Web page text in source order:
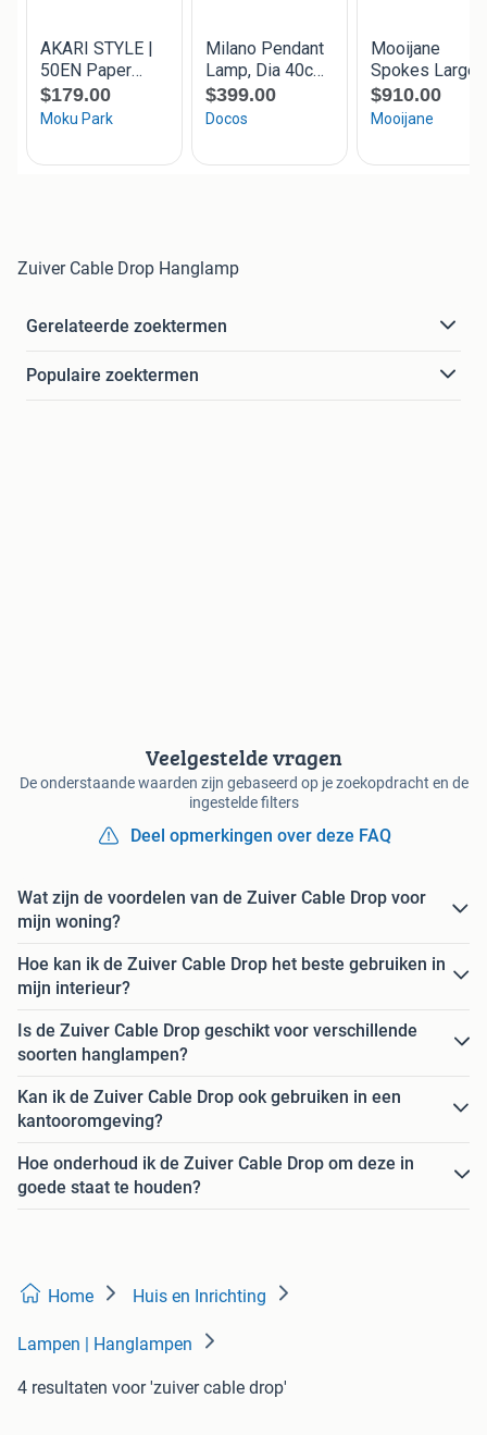
Zuiver Cable Drop Hanglamp
Gerelateerde zoektermen
Populaire zoektermen
Veelgestelde vragen
De onderstaande waarden zijn gebaseerd op je zoekopdracht en de
ingestelde filters
Deel opmerkingen over deze FAQ
Wat zijn de voordelen van de Zuiver Cable Drop voor
mijn woning?
Hoe kan ik de Zuiver Cable Drop het beste gebruiken in
mijn interieur?
Is de Zuiver Cable Drop geschikt voor verschillende
soorten hanglampen?
Kan ik de Zuiver Cable Drop ook gebruiken in een
kantooromgeving?
Hoe onderhoud ik de Zuiver Cable Drop om deze in
goede staat te houden?
Home Huis en Inrichting
Lampen | Hanglampen
4 resultaten voor 'zuiver cable drop'